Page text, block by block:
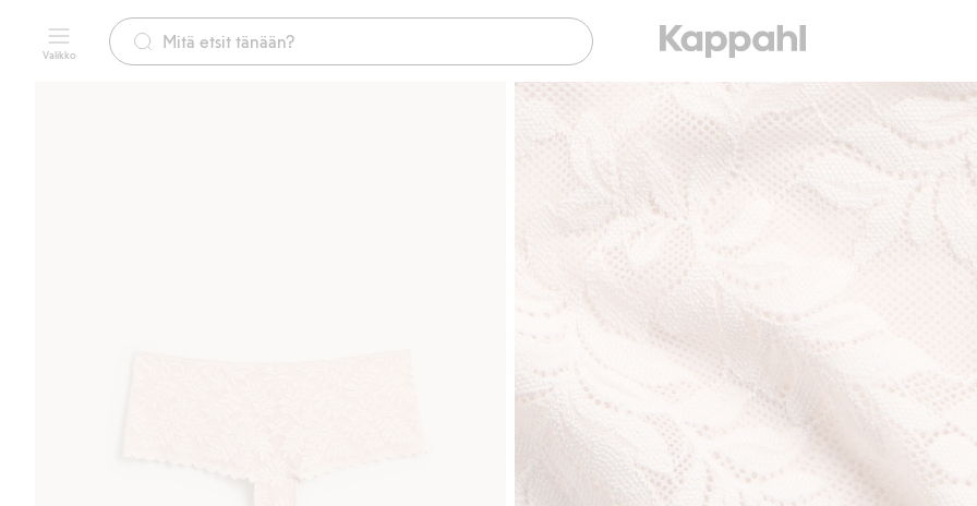
Valikko
Sujuva maksaminen Klarnalla Ilmaiset